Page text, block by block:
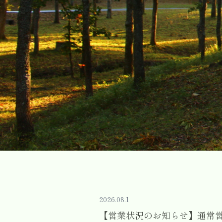
2026.08.1
【営業状況のお知らせ】通常